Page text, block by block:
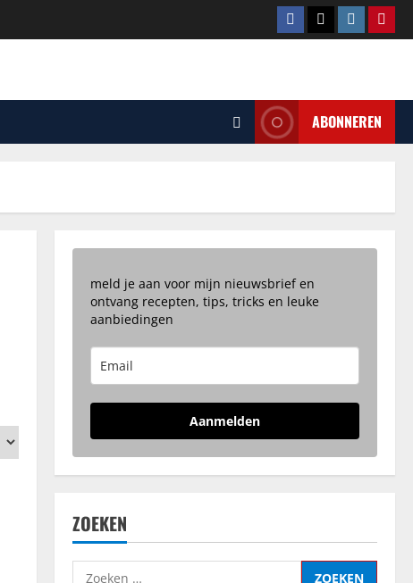
Facebook
TiktokInstagram
ABONNEREN
meld je aan voor mijn nieuwsbrief en
ontvang recepten, tips, tricks en leuke
aanbiedingen
Aanmelden
ZOEKEN
Zoeken